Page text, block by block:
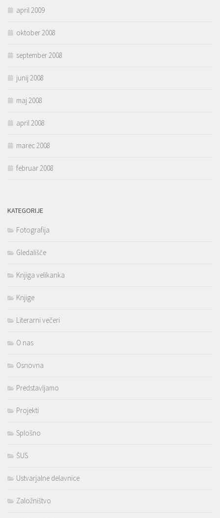
april 2009
oktober 2008
september 2008
junij 2008
maj 2008
april 2008
marec 2008
februar 2008
KATEGORIJE
Fotografija
Gledališče
Knjiga velikanka
Knjige
Literarni večeri
O nas
Osnovna
Predstavljamo
Projekti
Splošno
ŠUS
Ustvarjalne delavnice
Založništvo